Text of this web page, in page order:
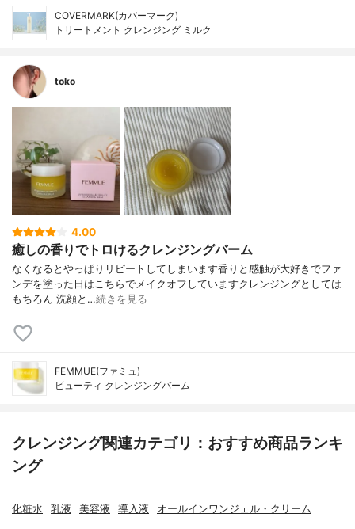
COVERMARK(カバーマーク)
トリートメント クレンジング ミルク
toko
4.00
癒しの香りでトロけるクレンジングバーム
なくなるとやっぱりリピートしてしまいます香りと感触が大好きでファ
ンデを塗った日はこちらでメイクオフしていますクレンジングとしては
もちろん 洗顔と…続きを見る
FEMMUE(ファミュ)
ビューティ クレンジングバーム
クレンジング関連カテゴリ：おすすめ商品ランキ
ング
化粧水 乳液 美容液 導入液 オールインワンジェル・クリーム